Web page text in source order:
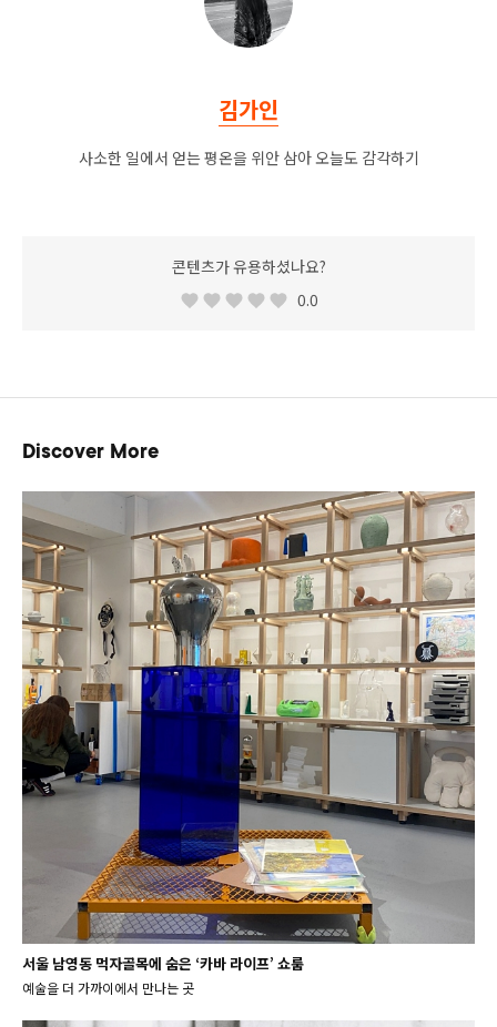
김가인
사소한 일에서 얻는 평온을 위안 삼아 오늘도 감각하기
콘텐츠가 유용하셨나요?
0.0
Discover More
서울 남영동 먹자골목에 숨은 ‘카바 라이프’ 쇼룸
예술을 더 가까이에서 만나는 곳